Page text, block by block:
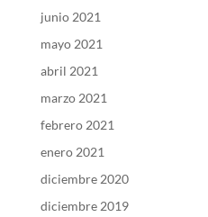
junio 2021
mayo 2021
abril 2021
marzo 2021
febrero 2021
enero 2021
diciembre 2020
diciembre 2019